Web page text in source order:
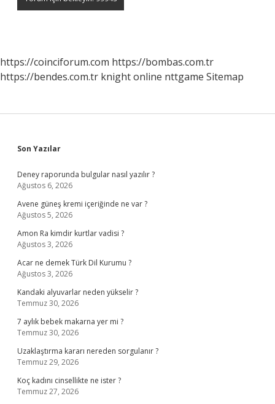
https://coinciforum.com https://bombas.com.tr
https://bendes.com.tr knight online nttgame Sitemap
Sidebar
Son Yazılar
Deney raporunda bulgular nasıl yazılır ?
Ağustos 6, 2026
Avene güneş kremi içeriğinde ne var ?
Ağustos 5, 2026
Amon Ra kimdir kurtlar vadisi ?
Ağustos 3, 2026
Acar ne demek Türk Dil Kurumu ?
Ağustos 3, 2026
Kandaki alyuvarlar neden yükselir ?
Temmuz 30, 2026
7 aylık bebek makarna yer mi ?
Temmuz 30, 2026
Uzaklaştırma kararı nereden sorgulanır ?
Temmuz 29, 2026
Koç kadını cinsellikte ne ister ?
Temmuz 27, 2026